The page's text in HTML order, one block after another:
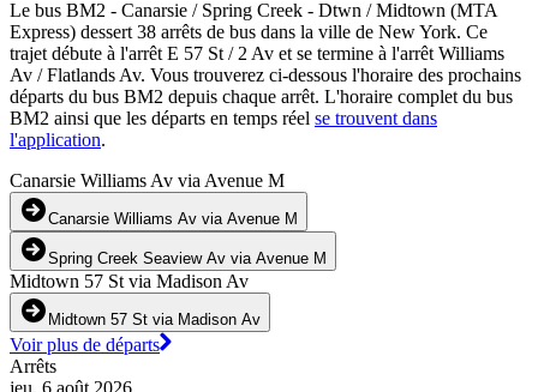
Le bus BM2 - Canarsie / Spring Creek - Dtwn / Midtown (MTA
Express) dessert 38 arrêts de bus dans la ville de New York. Ce
trajet débute à l'arrêt E 57 St / 2 Av et se termine à l'arrêt Williams
Av / Flatlands Av. Vous trouverez ci-dessous l'horaire des prochains
départs du bus BM2 depuis chaque arrêt. L'horaire complet du bus
BM2 ainsi que les départs en temps réel se trouvent dans
l'application.
Canarsie Williams Av via Avenue M
Canarsie Williams Av via Avenue M
Spring Creek Seaview Av via Avenue M
Midtown 57 St via Madison Av
Midtown 57 St via Madison Av
Voir plus de départs
Arrêts